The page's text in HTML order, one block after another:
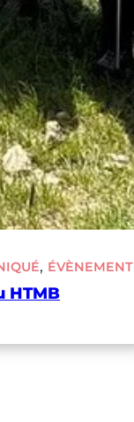
, ÉVÈNEMENT
HTMB